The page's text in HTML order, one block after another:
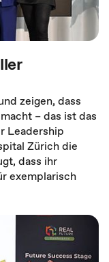
zeigen, dass
– das ist das
Leadership
Zürich die
dass ihr
exemplarisch